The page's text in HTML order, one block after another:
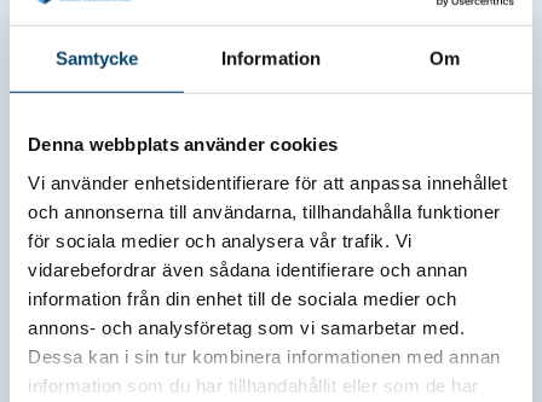
Samtycke Information Om
Denna webbplats använder cookies
Vi använder enhetsidentifierare för att anpassa innehållet
och annonserna till användarna, tillhandahålla funktioner
för sociala medier och analysera vår trafik. Vi
vidarebefordrar även sådana identifierare och annan
information från din enhet till de sociala medier och
annons- och analysföretag som vi samarbetar med.
Dessa kan i sin tur kombinera informationen med annan
information som du har tillhandahållit eller som de har
Jobbportalen
Talangattraktion.se